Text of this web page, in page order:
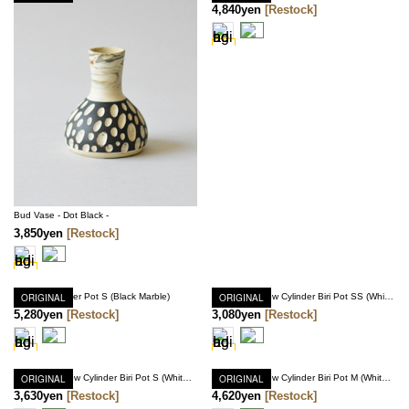
Bud Vase - Dot Black -
3,850yen [Restock]
4,840yen [Restock]
ORIGINAL
Shaper Cylinder Pot S (Black Marble)
5,280yen [Restock]
ORIGINAL
3,080yen [Restock]
ORIGINAL
3,630yen [Restock]
ORIGINAL
4,620yen [Restock]